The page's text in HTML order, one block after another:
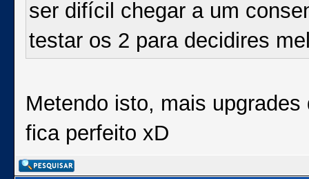
ser difícil chegar a um
testar os 2 para decidires
Metendo isto, mais
fica perfeito xD